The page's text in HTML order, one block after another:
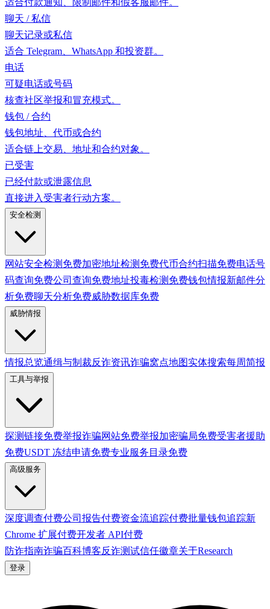
适合付款通知、限制邮件和假客服邮件。
聊天 / 私信
聊天记录或私信
适合 Telegram、WhatsApp 和投资群。
电话
可疑电话或号码
核查社区举报和冒充模式。
钱包 / 合约
钱包地址、代币或合约
适合链上交易、地址和合约对象。
已受害
已经付款或泄露信息
直接进入受害者行动方案。
安全检测
网站安全检测 免费加密地址检测 免费代币合约扫描免费电话号
码查询免费公司查询免费地址投毒检测 免费钱包情报新邮件分
析免费聊天分析免费威胁数据库免费
威胁情报
情报总览通缉与制裁反诈资讯诈骗窝点地图实体搜索每周简报
工具与举报
探测链接免费举报诈骗网站免费举报加密骗局免费受害者援助
免费USDT 冻结申请免费专业服务目录免费
高级服务
深度调查付费公司报告付费资金流追踪付费批量钱包追踪新
Chrome 扩展付费开发者 API付费
防诈指南诈骗百科博客反诈测试信任徽章关于Research
登录